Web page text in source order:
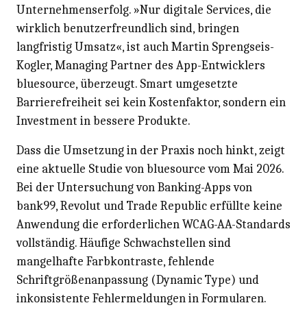
Unternehmenserfolg. »Nur digitale Services, die
wirklich benutzerfreundlich sind, bringen
langfristig Umsatz«, ist auch Martin Sprengseis-
Kogler, Managing Partner des App-Entwicklers
bluesource, überzeugt. Smart umgesetzte
Barrierefreiheit sei kein Kostenfaktor, sondern ein
Investment in bessere Produkte.
Dass die Umsetzung in der Praxis noch hinkt, zeigt
eine aktuelle Studie von bluesource vom Mai 2026.
Bei der Untersuchung von Banking-Apps von
bank99, Revolut und Trade Republic erfüllte keine
Anwendung die erforderlichen WCAG-AA-Standards
vollständig. Häufige Schwachstellen sind
mangelhafte Farbkontraste, fehlende
Schriftgrößenanpassung (Dynamic Type) und
inkonsistente Fehlermeldungen in Formularen.